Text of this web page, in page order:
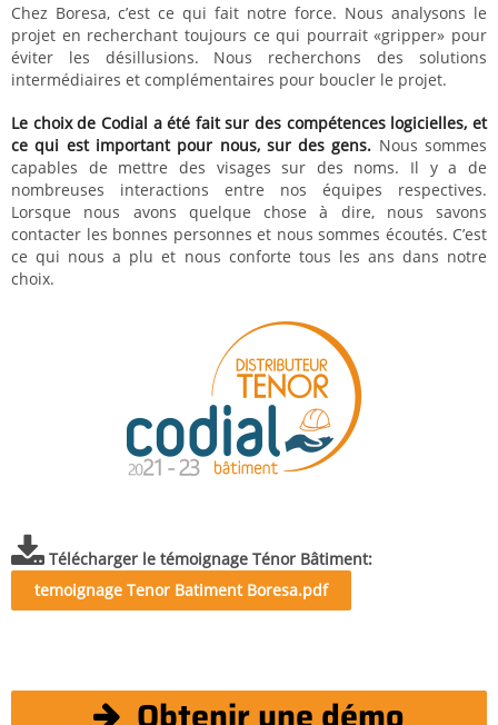
Chez Boresa, c’est ce qui fait notre force. Nous analysons le
projet en recherchant toujours ce qui pourrait «gripper» pour
éviter les désillusions. Nous recherchons des solutions
intermédiaires et complémentaires pour boucler le projet.
Le choix de Codial a été fait sur des compétences logicielles, et
ce qui est important pour nous, sur des gens. Nous sommes
capables de mettre des visages sur des noms. Il y a de
nombreuses interactions entre nos équipes respectives.
Lorsque nous avons quelque chose à dire, nous savons
contacter les bonnes personnes et nous sommes écoutés. C’est
ce qui nous a plu et nous conforte tous les ans dans notre
choix.
Télécharger le témoignage Ténor Bâtiment
temoignage Tenor Batiment Boresa.pdf